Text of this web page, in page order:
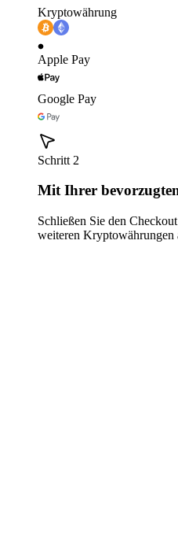
Kryptowährung
Apple Pay
Google Pay
Schritt 2
Mit Ihrer
Schließen Sie den
weiteren Kryptowährungen